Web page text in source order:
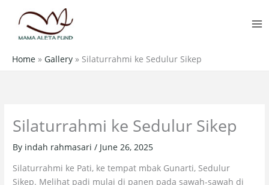
content
Home » Gallery » Silaturrahmi ke Sedulur Sikep
Silaturrahmi ke Sedulur Sikep
By indah rahmasari/ June 26, 2025
Silaturrahmi ke Pati, ke tempat mbak Gunarti, Sedulur
Sikep. Melihat padi mulai di panen pada sawah-sawah di